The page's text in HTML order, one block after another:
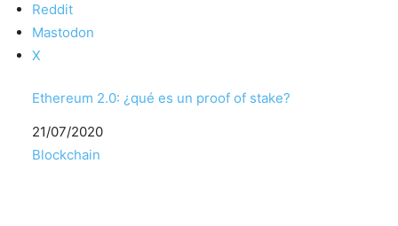
Reddit
Mastodon
X
Ethereum 2.0: ¿qué es un proof of stake?
Fecha
21/07/2020
Respecto a
Blockchain